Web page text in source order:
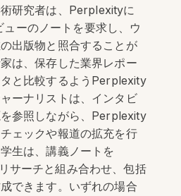
研究者は、Perplexityに
ーのノートを要求し、ウ
出版物と照合することが
は、保存した業界レポー
タと比較するようPerplexity
ーナリストは、インタビ
参照しながら、Perplexity
ェックや報道の拡充を行
生は、講義ノートを
サーチと組み合わせ、包括
できます。いずれの場合